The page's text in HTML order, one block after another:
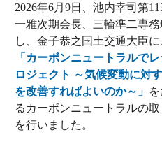
2026年6月9日、池内幸司第
一雅次期会長、三輪準二専
し、金子恭之国土交通大臣
「カーボンニュートラルで
ロジェクト ～気候変動に対
を改善すればよいのか～」
るカーボンニュートラルの
を行いました。